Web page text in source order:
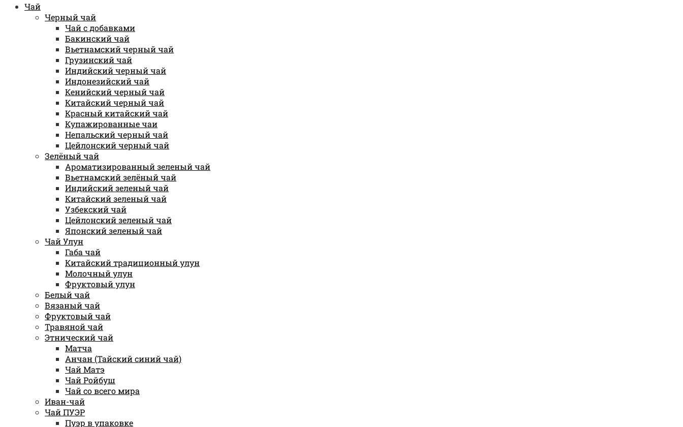
Чай
Черный чай
Чай с добавками
Бакинский чай
Вьетнамский черный чай
Грузинский чай
Индийский черный чай
Индонезийский чай
Кенийский черный чай
Китайский черный чай
Красный китайский чай
Купажированные чаи
Непальский черный чай
Цейлонский черный чай
Зелёный чай
Ароматизированный зеленый чай
Вьетнамский зелёный чай
Индийский зеленый чай
Китайский зеленый чай
Узбекский чай
Цейлонский зеленый чай
Японский зеленый чай
Чай Улун
Габа чай
Китайский традиционный улун
Молочный улун
Фруктовый улун
Белый чай
Вязаный чай
Фруктовый чай
Травяной чай
Этнический чай
Матча
Анчан (Тайский синий чай)
Чай Матэ
Чай Ройбуш
Чай со всего мира
Иван-чай
Чай ПУЭР
Пуэр в упаковке